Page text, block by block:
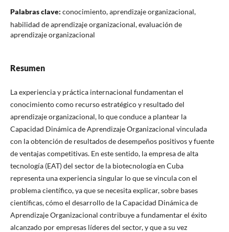
Palabras clave: conocimiento, aprendizaje organizacional,
habilidad de aprendizaje organizacional, evaluación de
aprendizaje organizacional
Resumen
La experiencia y práctica internacional fundamentan el
conocimiento como recurso estratégico y resultado del
aprendizaje organizacional, lo que conduce a plantear la
Capacidad Dinámica de Aprendizaje Organizacional vinculada
con la obtención de resultados de desempeños positivos y fuente
de ventajas competitivas. En este sentido, la empresa de alta
tecnología (EAT) del sector de la biotecnología en Cuba
representa una experiencia singular lo que se vincula con el
problema científico, ya que se necesita explicar, sobre bases
científicas, cómo el desarrollo de la Capacidad Dinámica de
Aprendizaje Organizacional contribuye a fundamentar el éxito
alcanzado por empresas líderes del sector, y que a su vez